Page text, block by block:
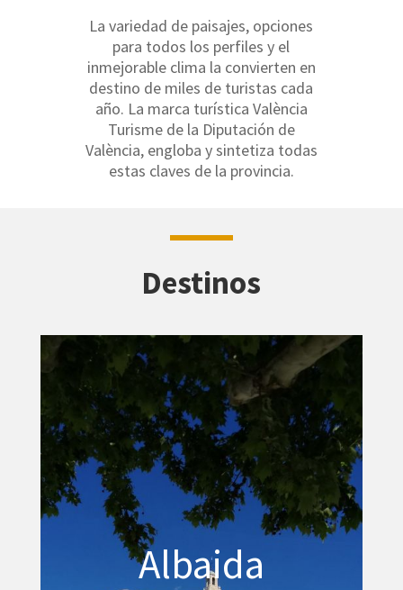
La variedad de paisajes, opciones
para todos los perfiles y el
inmejorable clima la convierten en
destino de miles de turistas cada
año. La marca turística València
Turisme de la Diputación de
València, engloba y sintetiza todas
estas claves de la provincia.
Destinos
Albaida